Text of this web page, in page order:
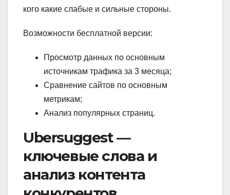
кого какие слабые и сильные стороны.
Возможности бесплатной версии:
Просмотр данных по основным
источникам трафика за 3 месяца;
Сравнение сайтов по основным
метрикам;
Анализ популярных страниц.
Ubersuggest —
ключевые слова и
анализ контента